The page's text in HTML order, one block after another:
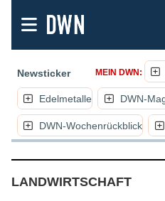
Newsticker MEIN DWN:
Edelmetalle DWN-
DWN-Wochenrückblick
LANDWIRTSCHAFT